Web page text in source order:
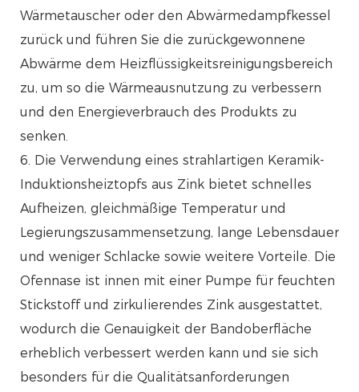
Wärmetauscher oder den Abwärmedampfkessel
zurück und führen Sie die zurückgewonnene
Abwärme dem Heizflüssigkeitsreinigungsbereich
zu, um so die Wärmeausnutzung zu verbessern
und den Energieverbrauch des Produkts zu
senken.
6. Die Verwendung eines strahlartigen Keramik-
Induktionsheiztopfs aus Zink bietet schnelles
Aufheizen, gleichmäßige Temperatur und
Legierungszusammensetzung, lange Lebensdauer
und weniger Schlacke sowie weitere Vorteile. Die
Ofennase ist innen mit einer Pumpe für feuchten
Stickstoff und zirkulierendes Zink ausgestattet,
wodurch die Genauigkeit der Bandoberfläche
erheblich verbessert werden kann und sie sich
besonders für die Qualitätsanforderungen